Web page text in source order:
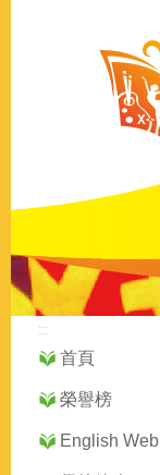
:::
首頁
榮譽榜
English Web